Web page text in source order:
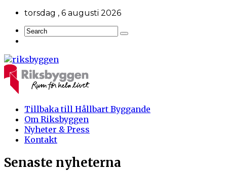
torsdag , 6 augusti 2026
Tillbaka till Hållbart Byggande
Om Riksbyggen
Nyheter & Press
Kontakt
Senaste nyheterna